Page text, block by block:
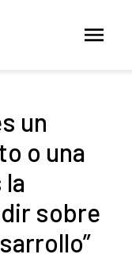
un
o una
la
sobre